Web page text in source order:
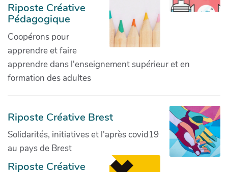
Riposte Créative
Pédagogique
Coopérons pour
apprendre et faire
apprendre dans l'enseignement supérieur et en
formation des adultes
Riposte Créative Brest
Solidarités, initiatives et l'après covid19
au pays de Brest
Riposte Créative